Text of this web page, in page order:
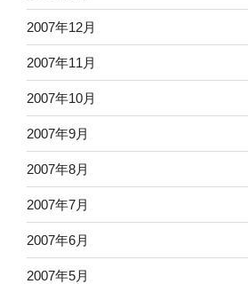
2007年12月
2007年11月
2007年10月
2007年9月
2007年8月
2007年7月
2007年6月
2007年5月